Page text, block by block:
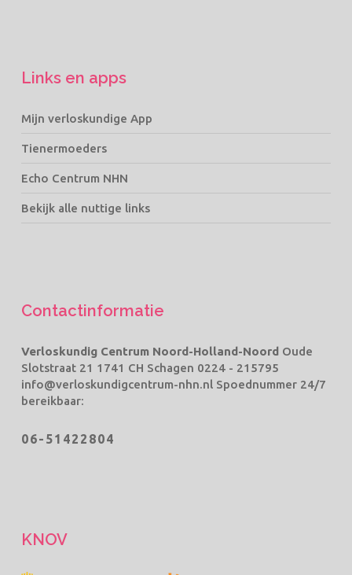
Links en apps
Mijn verloskundige App
Tienermoeders
Echo Centrum NHN
Bekijk alle nuttige links
Contactinformatie
Verloskundig Centrum Noord-Holland-Noord Oude
Slotstraat 21 1741 CH Schagen 0224 - 215795
info@verloskundigcentrum-nhn.nlSpoednummer 24/7
bereikbaar:
06-51422804
KNOV